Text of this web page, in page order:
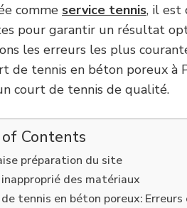
comme service tennis, il est
pour garantir un résultat
les erreurs les plus
de tennis en béton poreux
court de tennis de qualité.
Contents
préparation du site
des matériaux
tennis en béton poreux: